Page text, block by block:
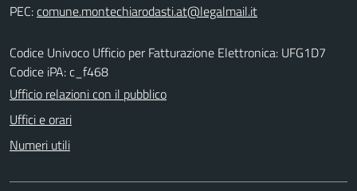
PEC:
Codice Univoco Ufficio per Fatturazione Elettronica: UFG1D7
Codice iPA: c_f468
Ufficio relazioni con il pubblico
Uffici e orari
Numeri utili